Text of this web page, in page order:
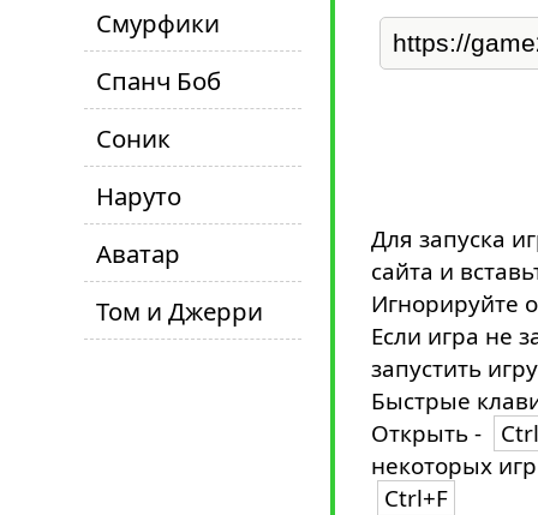
Смурфики
Спанч Боб
Соник
Наруто
Аватар
Том и Джерри
Для запуска
сайта и
Игнорируйте
Если игра не
запустить
Быстрые
Открыть -
некоторых
Ctrl+F